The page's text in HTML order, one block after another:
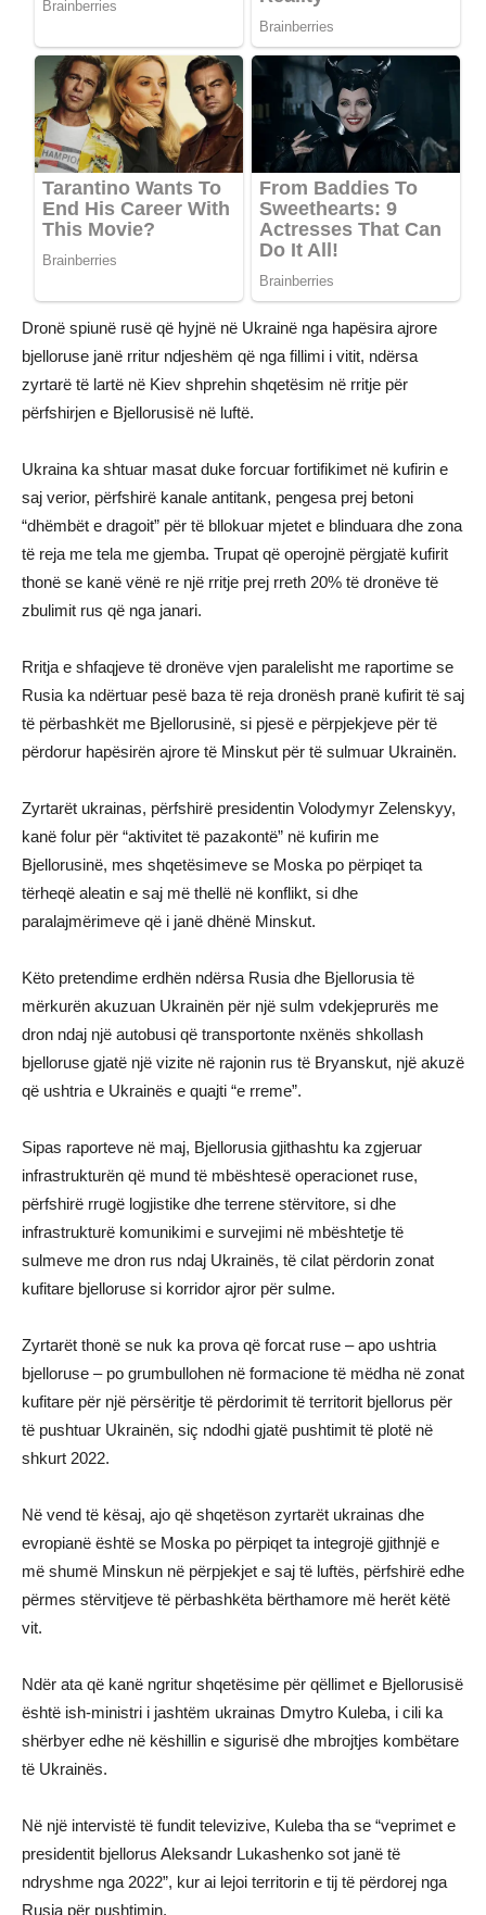
Dronë spiunë rusë që hyjnë në Ukrainë nga hapësira ajrore
bjelloruse janë rritur ndjeshëm që nga fillimi i vitit, ndërsa
zyrtarë të lartë në Kiev shprehin shqetësim në rritje për
përfshirjen e Bjellorusisë në luftë.
Ukraina ka shtuar masat duke forcuar fortifikimet në kufirin e
saj verior, përfshirë kanale antitank, pengesa prej betoni
“dhëmbët e dragoit” për të bllokuar mjetet e blinduara dhe zona
të reja me tela me gjemba. Trupat që operojnë përgjatë kufirit
thonë se kanë vënë re një rritje prej rreth 20% të dronëve të
zbulimit rus që nga janari.
Rritja e shfaqjeve të dronëve vjen paralelisht me raportime se
Rusia ka ndërtuar pesë baza të reja dronësh pranë kufirit të saj
të përbashkët me Bjellorusinë, si pjesë e përpjekjeve për të
përdorur hapësirën ajrore të Minskut për të sulmuar Ukrainën.
Zyrtarët ukrainas, përfshirë presidentin Volodymyr Zelenskyy,
kanë folur për “aktivitet të pazakontë” në kufirin me
Bjellorusinë, mes shqetësimeve se Moska po përpiqet ta
tërheqë aleatin e saj më thellë në konflikt, si dhe
paralajmërimeve që i janë dhënë Minskut.
Këto pretendime erdhën ndërsa Rusia dhe Bjellorusia të
mërkurën akuzuan Ukrainën për një sulm vdekjeprurës me
dron ndaj një autobusi që transportonte nxënës shkollash
bjelloruse gjatë një vizite në rajonin rus të Bryanskut, një akuzë
që ushtria e Ukrainës e quajti “e rreme”.
Sipas raporteve në maj, Bjellorusia gjithashtu ka zgjeruar
infrastrukturën që mund të mbështesë operacionet ruse,
përfshirë rrugë logjistike dhe terrene stërvitore, si dhe
infrastrukturë komunikimi e survejimi në mbështetje të
sulmeve me dron rus ndaj Ukrainës, të cilat përdorin zonat
kufitare bjelloruse si korridor ajror për sulme.
Zyrtarët thonë se nuk ka prova që forcat ruse – apo ushtria
bjelloruse – po grumbullohen në formacione të mëdha në zonat
kufitare për një përsëritje të përdorimit të territorit bjellorus për
të pushtuar Ukrainën, siç ndodhi gjatë pushtimit të plotë në
shkurt 2022.
Në vend të kësaj, ajo që shqetëson zyrtarët ukrainas dhe
evropianë është se Moska po përpiqet ta integrojë gjithnjë e
më shumë Minskun në përpjekjet e saj të luftës, përfshirë edhe
përmes stërvitjeve të përbashkëta bërthamore më herët këtë
vit.
Ndër ata që kanë ngritur shqetësime për qëllimet e Bjellorusisë
është ish-ministri i jashtëm ukrainas Dmytro Kuleba, i cili ka
shërbyer edhe në këshillin e sigurisë dhe mbrojtjes kombëtare
të Ukrainës.
Në një intervistë të fundit televizive, Kuleba tha se “veprimet e
presidentit bjellorus Aleksandr Lukashenko sot janë të
ndryshme nga 2022”, kur ai lejoi territorin e tij të përdorej nga
Rusia për pushtimin.